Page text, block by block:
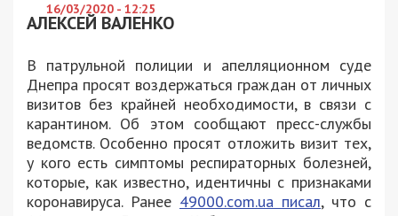
16/03/2020 - 12:25
АЛЕКСЕЙ ВАЛЕНКО
В патрульной полиции и апелляционном суде
Днепра просят воздержаться граждан от личных
визитов без крайней необходимости, в связи с
карантином. Об этом сообщают пресс-службы
ведомств. Особенно просят отложить визит тех,
у кого есть симптомы респираторных болезней,
которые, как известно, идентичны с признаками
коронавируса. Ранее 49000.com.ua писал, что с